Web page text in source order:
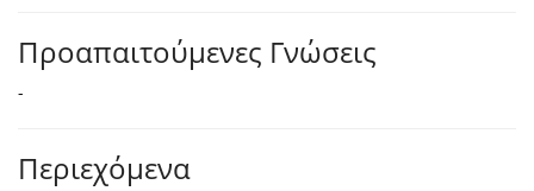
Προαπαιτούμενες Γνώσεις
-
Περιεχόμενα